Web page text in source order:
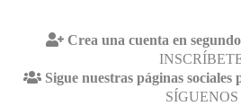
Crea una cuenta en
Sigue nuestras páginas
SÍGUENOS